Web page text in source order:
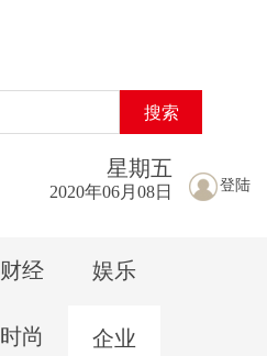
搜索
登陆
星期五
2020年06月08日
财经 娱乐
时尚 企业